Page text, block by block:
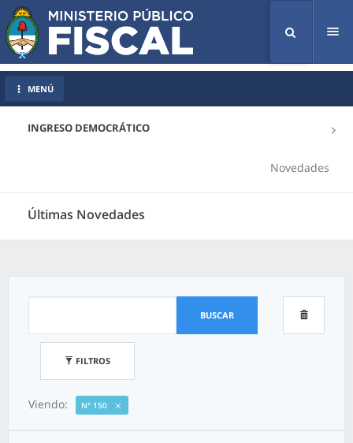
INGRESO DEMOCRÁTICO
Novedades
Últimas Novedades
MENÚ
BUSCAR
FILTROS
Viendo: N° 150